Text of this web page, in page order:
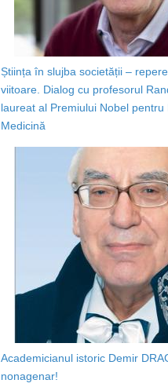
Știința în slujba societății –
viitoare. Dialog cu profesorul
laureat al Premiului Nobel pentru
Medicină
Academicianul istoric Demir
nonagenar!